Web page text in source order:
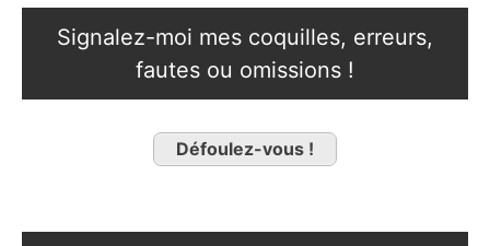
Signalez-moi mes coquilles, erreurs,
fautes ou omissions !
Défoulez-vous !